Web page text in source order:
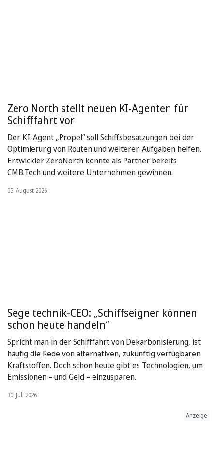
Zero North stellt neuen KI-Agenten für
Schifffahrt vor
Der KI-Agent „Propel“ soll Schiffsbesatzungen bei der
Optimierung von Routen und weiteren Aufgaben helfen.
Entwickler ZeroNorth konnte als Partner bereits
CMB.Tech und weitere Unternehmen gewinnen.
05. August 2026
Segeltechnik-CEO: „Schiffseigner können
schon heute handeln“
Spricht man in der Schifffahrt von Dekarbonisierung, ist
häufig die Rede von alternativen, zukünftig verfügbaren
Kraftstoffen. Doch schon heute gibt es Technologien, um
Emissionen – und Geld – einzusparen.
30. Juli 2026
Anzeige